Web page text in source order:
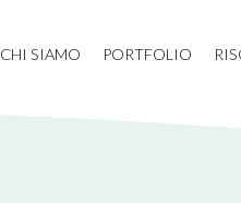
CHI SIAMO PORTFOLIO